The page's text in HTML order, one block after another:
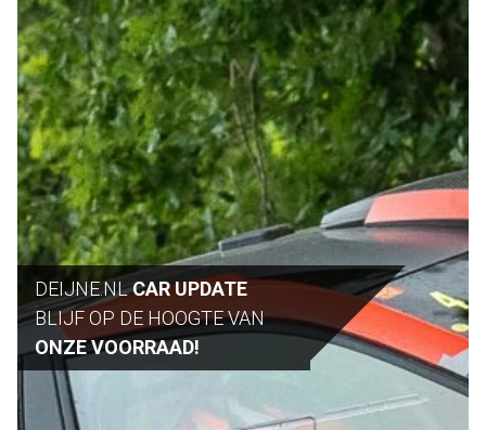
DEIJNE.NLCAR UPDATE
BLIJF OP DE HOOGTE VAN
ONZE VOORRAAD!